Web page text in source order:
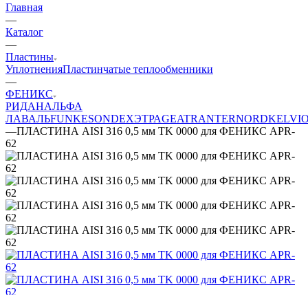
Главная
—
Каталог
—
Пластины
УплотненияПластинчатые теплообменники
—
ФЕНИКС
РИДАНАЛЬФА
ЛАВАЛЬFUNKESONDEXЭТРАGEATRANTERNORD
—ПЛАСТИНА AISI 316 0,5 мм TK 0000 для ФЕНИКС APR-
62